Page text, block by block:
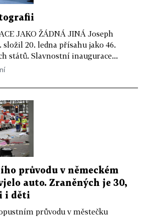
JAKO ŽÁDNÁ JINÁ Joseph
složil 20. ledna přísahu jako 46.
států. Slavnostní inaugurace...
průvodu v německém
auto. Zraněných je 30,
i děti
průvodu v městečku